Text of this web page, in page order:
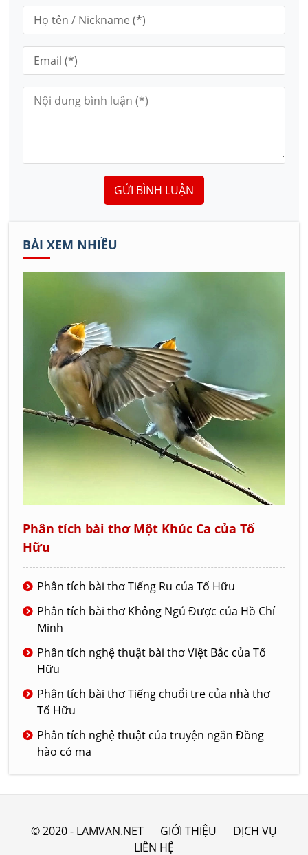
GỬI BÌNH LUẬN
BÀI XEM NHIỀU
Phân tích bài thơ Một Khúc Ca của Tố
Hữu
Phân tích bài thơ Tiếng Ru của Tố Hữu
Phân tích bài thơ Không Ngủ Được của Hồ Chí
Minh
Phân tích nghệ thuật bài thơ Việt Bắc của Tố
Hữu
Phân tích bài thơ Tiếng chuổi tre của nhà thơ
Tố Hữu
Phân tích nghệ thuật của truyện ngắn Đồng
hào có ma
© 2020 - LAMVAN.NET GIỚI THIỆU
DỊCH VỤ
LIÊN HỆ